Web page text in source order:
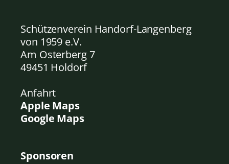
Schützenverein Handorf-Langenberg
von 1959 e.V.
Am Osterberg 7
49451 Holdorf
Anfahrt
Apple Maps
Google Maps
Sponsoren